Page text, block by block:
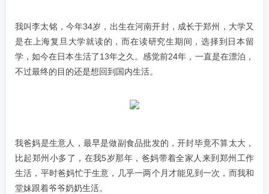
我叫李太铭，今年34岁，出生在河南开封，成长于郑州，大学又
是在上海复旦大学就读的，而在读研究生期间，选择到日本留
学，如今在日本生活了13年之久。感觉前24年，一直是在漂泊，
不过最终的目的还是想回到国内生活。
我爸妈是生意人，最早是做副食品批发的，开封毕竟不算太大，
比起郑州小多了，在我5岁那年，爸妈带着全家人来到郑州工作
生活，平时爸妈忙于生意，几乎一两个月才能见到一次，而我和
堂妹跟着爷爷奶奶生活。